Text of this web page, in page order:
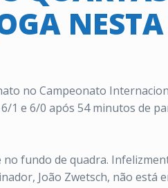
no Campeonato
1 e 6/0 após 54 minutos de
fundo de quadra.
João Zwetsch, não